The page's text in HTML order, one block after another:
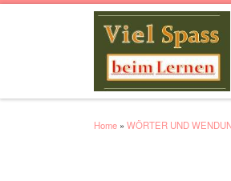
Home » WÖRTER UND